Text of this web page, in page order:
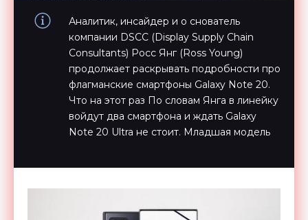
Аналитик, инсайдер и о снователь
компании DSCC (Display Supply Chain
Consultants) Росс Янг (Ross Young)
продолжает раскрывать подробности про
флагманские смартфоны Galaxy Note 20.
Что на этот раз По словам Янга в линейку
войдут два смартфона и ждать Galaxy
Note 20 Ultra не стоит. Младшая модель